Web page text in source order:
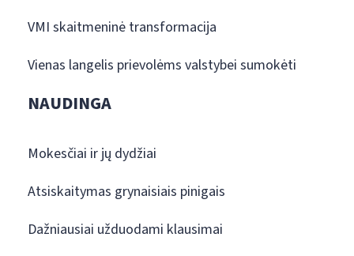
VMI skaitmeninė transformacija
Vienas langelis prievolėms valstybei sumokėti
NAUDINGA
Mokesčiai ir jų dydžiai
Atsiskaitymas grynaisiais pinigais
Dažniausiai užduodami klausimai